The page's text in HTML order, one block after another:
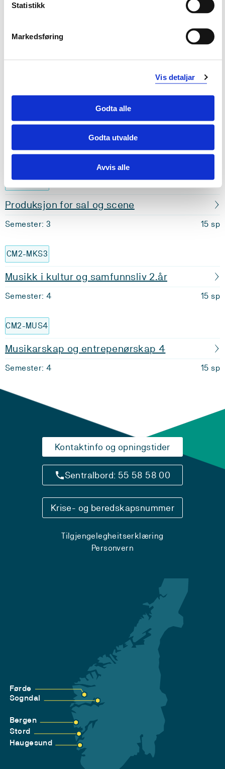
Statistikk
Markedsføring
Vis detaljar
Godta alle
Godta utvalde
Avvis alle
Semester: 2 15 sp
Semester: 3 15 sp
CM2-PSS
Produksjon for sal og scene
Semester: 3 15 sp
CM2-MKS3
Musikk i kultur og samfunnsliv 2.år
Semester: 4 15 sp
CM2-MUS4
Musikarskap og entrepenørskap 4
Semester: 4 15 sp
Kontaktinfo og opningstider
Sentralbord: 55 58 58 00
Krise- og beredskapsnummer
Tilgjengelegheitserklæring
Personvern
Førde
Sogndal
Bergen
Stord
Haugesund